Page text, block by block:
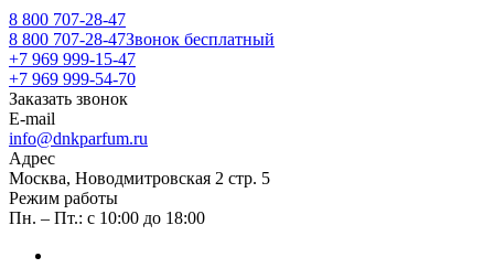
8 800 707-28-47
8 800 707-28-47Звонок бесплатный
+7 969 999-15-47
+7 969 999-54-70
Заказать звонок
E-mail
info@dnkparfum.ru
Адрес
Москва, Новодмитровская 2 стр. 5
Режим работы
Пн. – Пт.: с 10:00 до 18:00